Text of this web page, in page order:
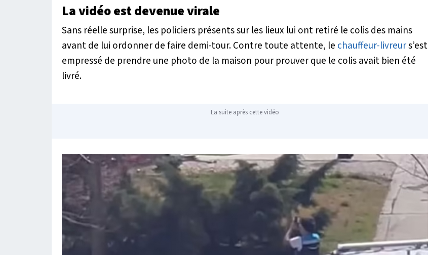
La vidéo est devenue virale
Sans réelle surprise, les policiers présents sur les lieux lui ont retiré le colis des mains
avant de lui ordonner de faire demi-tour. Contre toute attente, le chauffeur-livreurs’est
empressé de prendre une photo de la maison pour prouver que le colis avait bien été
livré.
La suite après cette vidéo